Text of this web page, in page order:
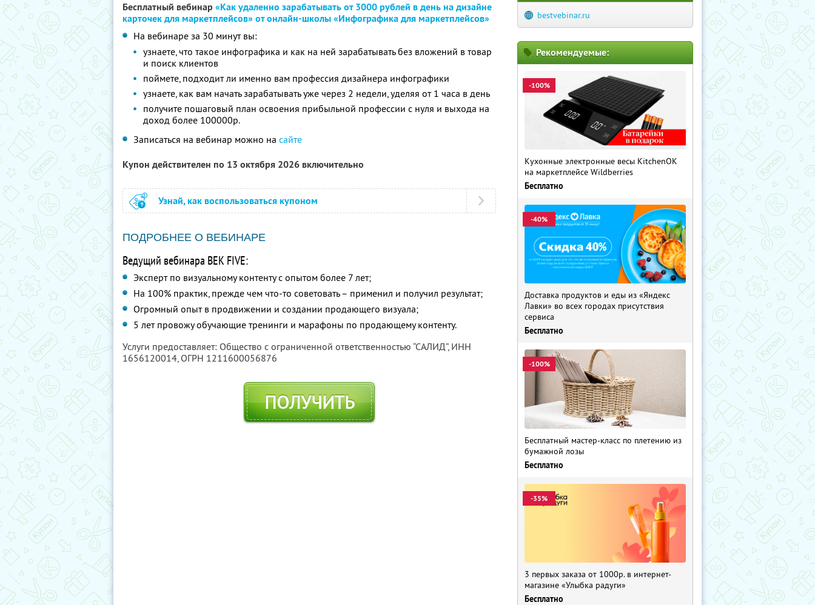
Бесплатный вебинар «Как удаленно зарабатывать от 3000 рублей в день на дизайне
карточек для маркетплейсов» от онлайн-школы «Инфографика для маркетплейсов»
На вебинаре за 30 минут вы:
узнаете, что такое инфографика и как на ней зарабатывать без вложений в товар
и поиск клиентов
поймете, подходит ли именно вам профессия дизайнера инфографики
узнаете, как вам начать зарабатывать уже через 2 недели, уделяя от 1 часа в день
получите пошаговый план освоения прибыльной профессии с нуля и выхода на
доход более 100000р.
Записаться на вебинар можно на сайте
Купон действителен по 13 октября 2026 включительно
Узнай, как воспользоваться купоном
ПОДРОБНЕЕ О ВЕБИНАРЕ
Ведущий вебинара ВЕК FIVE:
Эксперт по визуальному контенту с опытом более 7 лет;
На 100% практик, прежде чем что-то советовать – применил и получил результат;
Огромный опыт в продвижении и создании продающего визуала;
5 лет провожу обучающие тренинги и марафоны по продающему контенту.
Услуги предоставляет: Общество с ограниченной ответственностью “САЛИД”, ИНН
1656120014, ОГРН 1211600056876
ПОЛУЧИТЬ
bestvebinar.ru
Рекомендуемые:
-100%
Кухонные электронные весы KitchenOK
на маркетплейсе Wildberries
Бесплатно
-40%
Доставка продуктов и еды из «Яндекс
Лавки» во всех городах присутствия
сервиса
Бесплатно
-100%
Бесплатный мастер-класс по плетению из
бумажной лозы
Бесплатно
-35%
3 первых заказа от 1000р. в интернет-
магазине «Улыбка радуги»
Бесплатно